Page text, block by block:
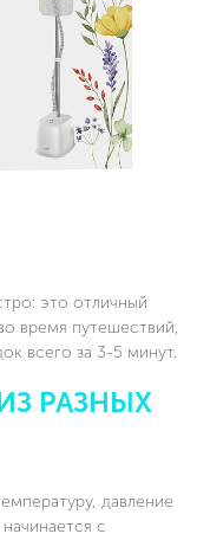
это отличный
время путешествий,
всего за 3-5 минут.
РАЗНЫХ
давление
с